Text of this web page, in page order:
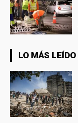
LO MÁS LEÍDO